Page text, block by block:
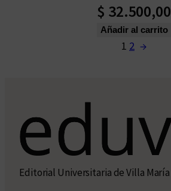
$ 32.500,00
Añadir al carrito
1 2 →
Editorial Universitaria de Villa María